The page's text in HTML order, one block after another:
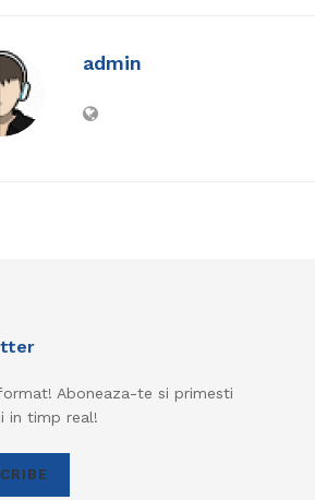
admin
Aboneaza-te si primesti
in timp real!